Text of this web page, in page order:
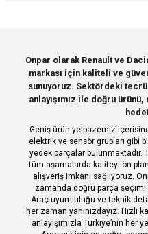
Ürün resmi kalitesiz, bozuk
Ürün açıklamasında eksik
Ürün bilgilerinde hatalar
Ürün fiyatı diğer sitelerden
Bu ürüne benzer farklı
Onpar olarak Renault ve
markası için kaliteli ve
sunuyoruz. Sektördeki
anlayışımız ile doğru
Geniş ürün yelpazemiz
elektrik ve sensör grupları gibi
yedek parçalar
tüm aşamalarda kaliteyi ön
alışveriş imkanı sağlıyoruz.
zamanda doğru parça
Araç uyumluluğu ve teknik
her zaman yanınızdayız.
anlayışımızla Türkiye’nin her